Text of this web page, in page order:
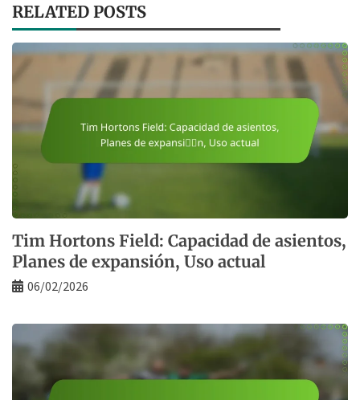
RELATED POSTS
Tim Hortons Field: Capacidad de asientos,
Planes de expansión, Uso actual
06/02/2026